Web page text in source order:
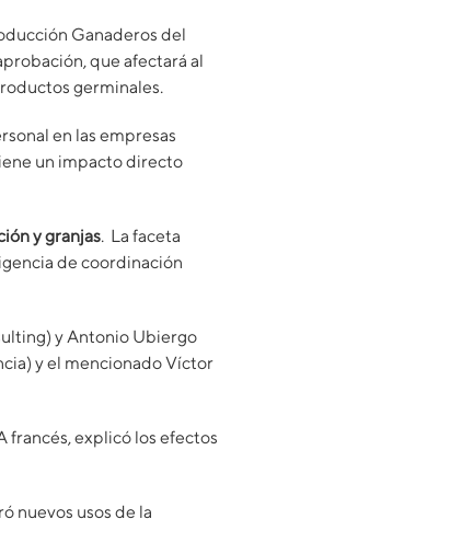
Ganaderos del
que afectará al
germinales.
en las empresas
un impacto directo
y granjas. La faceta
de coordinación
y Antonio Ubiergo
y el mencionado Víctor
francés, explicó los efectos
nuevos usos de la